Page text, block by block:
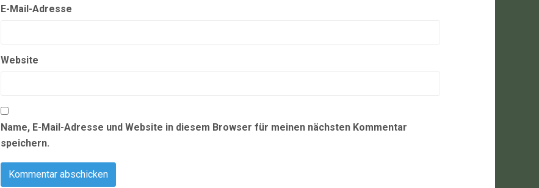
E-Mail-Adresse
Website
Name, E-Mail-Adresse und Website in diesem Browser für meinen nächsten Kommentar
speichern.